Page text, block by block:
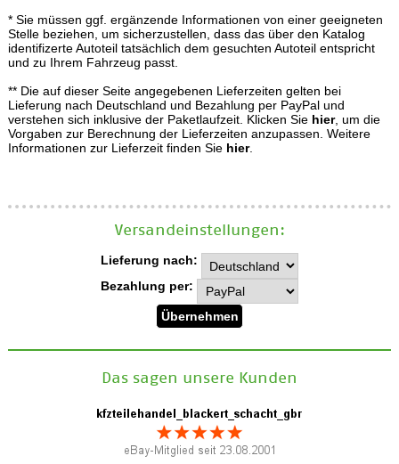
* Sie müssen ggf. ergänzende Informationen von einer geeigneten
Stelle beziehen, um sicherzustellen, dass das über den Katalog
identifizerte Autoteil tatsächlich dem gesuchten Autoteil entspricht
und zu Ihrem Fahrzeug passt.
** Die auf dieser Seite angegebenen Lieferzeiten gelten bei
Lieferung nach Deutschland und Bezahlung per PayPal und
verstehen sich inklusive der Paketlaufzeit. Klicken Sie hier, um die
Vorgaben zur Berechnung der Lieferzeiten anzupassen. Weitere
Informationen zur Lieferzeit finden Sie hier.
Versand­einstellungen:
Lieferung nach:
Bezahlung per:
Das sagen unsere Kunden